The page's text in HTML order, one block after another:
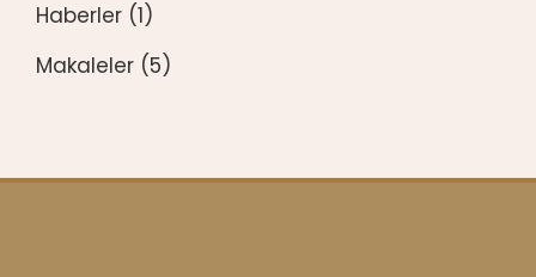
Haberler (1)
Makaleler (5)